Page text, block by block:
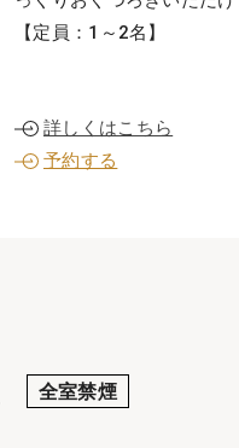
【定員：1～2名】
詳しくはこちら
予約する
全室禁煙